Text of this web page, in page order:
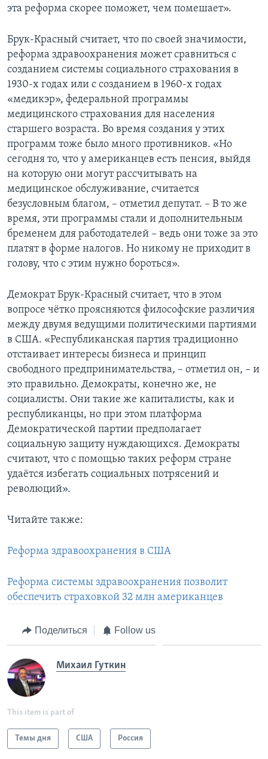
эта реформа скорее поможет, чем помешает».
Брук-Красный считает, что по своей значимости,
реформа здравоохранения может сравниться с
созданием системы социального страхования в
1930-х годах или с созданием в 1960-х годах
«медикэр», федеральной программы
медицинского страхования для населения
старшего возраста. Во время создания у этих
программ тоже было много противников. «Но
сегодня то, что у американцев есть пенсия, выйдя
на которую они могут рассчитывать на
медицинское обслуживание, считается
безусловным благом, – отметил депутат. – В то же
время, эти программы стали и дополнительным
бременем для работодателей – ведь они тоже за это
платят в форме налогов. Но никому не приходит в
голову, что с этим нужно бороться».
Демократ Брук-Красный считает, что в этом
вопросе чётко проясняются философские различия
между двумя ведущими политическими партиями
в США. «Республиканская партия традиционно
отстаивает интересы бизнеса и принцип
свободного предпринимательства, – отметил он, – и
это правильно. Демократы, конечно же, не
социалисты. Они такие же капиталисты, как и
республиканцы, но при этом платформа
Демократической партии предполагает
социальную защиту нуждающихся. Демократы
считают, что с помощью таких реформ стране
удаётся избегать социальных потрясений и
революций».
Читайте также:
Реформа здравоохранения в США
Реформа системы здравоохранения позволит
обеспечить страховкой 32 млн американцев
Поделиться Follow us
Михаил Гуткин
This item is part of
Темы дня США Россия